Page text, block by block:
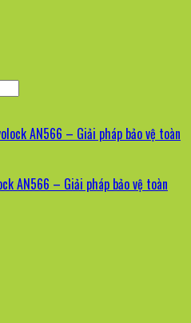
AN566 – Giải pháp bảo vệ toàn